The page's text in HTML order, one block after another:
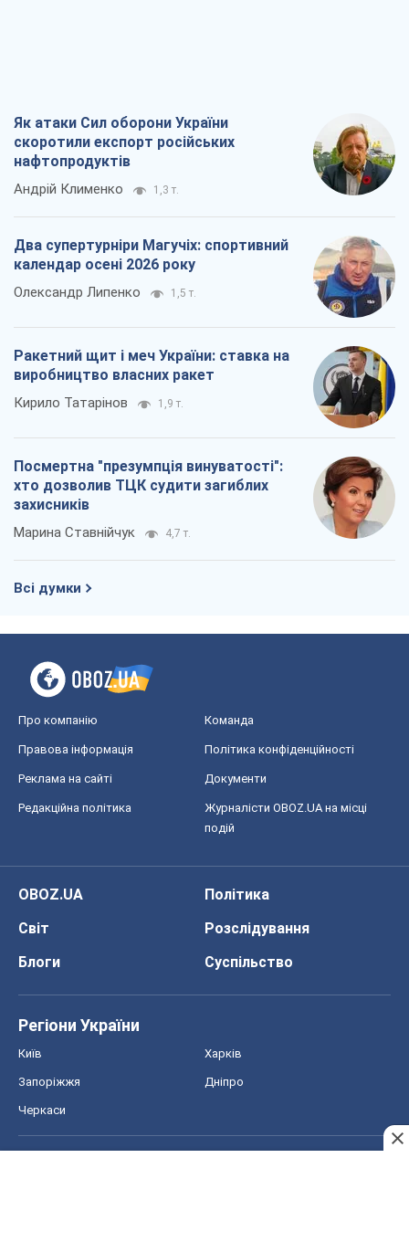
Як атаки Сил оборони України
скоротили експорт російських
нафтопродуктів
Андрій Клименко 1,3 т.
Два супертурніри Магучіх: спортивний
календар осені 2026 року
Олександр Липенко 1,5 т.
Ракетний щит і меч України: ставка на
виробництво власних ракет
Кирило Татарінов 1,9 т.
Посмертна "презумпція винуватості":
хто дозволив ТЦК судити загиблих
захисників
Марина Ставнійчук 4,7 т.
Всі думки
Про компанію Команда
Правова інформація Політика конфіденційності
Реклама на сайті Документи
Редакційна політика
Журналісти OBOZ.UA на місці
подій
OBOZ.UA
Політика
Світ
Розслідування
Блоги
Суспільство
Регіони України
Київ Харків
Запоріжжя Дніпро
Черкаси